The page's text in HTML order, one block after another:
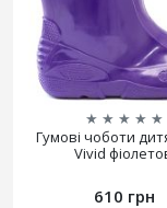
★ ★ ★ ★ ★
Гумові чоботи
Vivid
610 грн